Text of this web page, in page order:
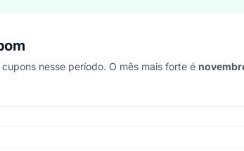
nesse período. O mês mais forte é
últimos 5 anos